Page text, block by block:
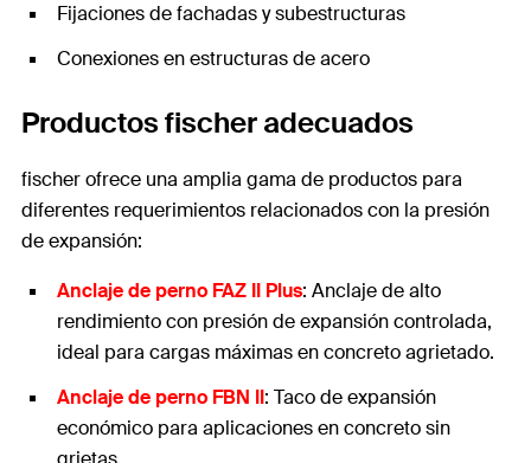
Fijaciones de fachadas y subestructuras
Conexiones en estructuras de acero
Productos fischer adecuados
fischer ofrece una amplia gama de productos para
diferentes requerimientos relacionados con la presión
de expansión:
Anclaje de perno FAZ II Plus: Anclaje de alto
rendimiento con presión de expansión controlada,
ideal para cargas máximas en concreto agrietado.
Anclaje de perno FBN II: Taco de expansión
económico para aplicaciones en concreto sin